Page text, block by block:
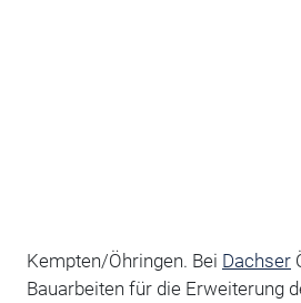
Kempten/Öhringen. Bei Dachser
Bauarbeiten für die Erweiterung